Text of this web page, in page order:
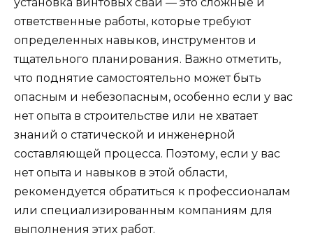
ответственные работы, которые требуют
определенных навыков, инструментов и
тщательного планирования. Важно отметить,
что поднятие самостоятельно может быть
опасным и небезопасным, особенно если у вас
нет опыта в строительстве или не хватает
знаний о статической и инженерной
составляющей процесса. Поэтому, если у вас
нет опыта и навыков в этой области,
рекомендуется обратиться к профессионалам
или специализированным компаниям для
выполнения этих работ.